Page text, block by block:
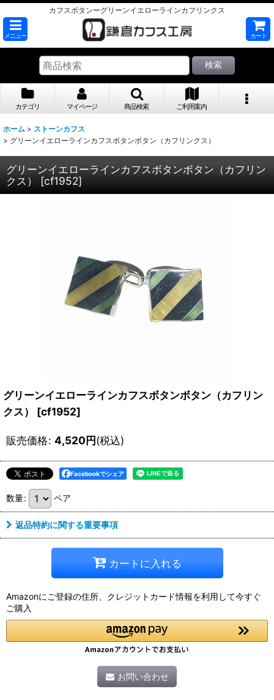
カフスボタンーグリーンイエローラインカフリンクス
メニュー カート
検索
カテゴリ マイページ 商品検索 ご利用案内
ホーム > ストーンカフス
> グリーンイエローラインカフスボタンボタン（カフリンクス）
グリーンイエローラインカフスボタンボタン（カフリン
クス）
[cf1952]
グリーンイエローラインカフスボタンボタン（カフリン
クス）
[cf1952]
販売価格: 4,520円(税込)
Facebookでシェア
数量: ペア
返品特約に関する重要事項
カートに入れる
Amazonにご登録の住所、クレジットカード情報を利用して今すぐ
ご購入
お問い合わせ